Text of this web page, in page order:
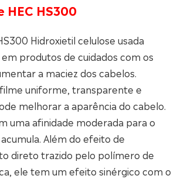
HEC HS300
Hidroxietil celulose usada
produtos de cuidados com os
a maciez dos cabelos.
uniforme, transparente e
melhorar a aparência do cabelo.
uma afinidade moderada para o
Além do efeito de
direto trazido pelo polímero de
ele tem um efeito sinérgico com o